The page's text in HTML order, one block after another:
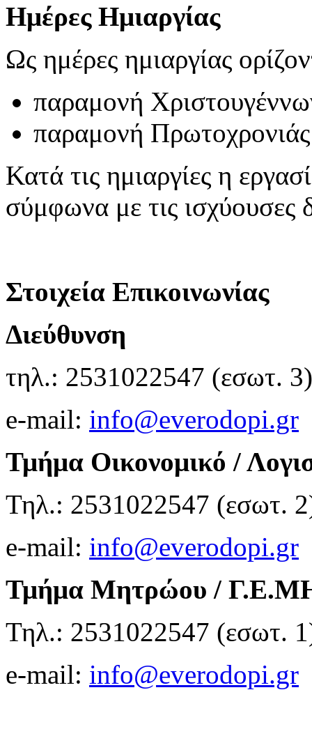
Ημέρες Ημιαργίας
Ως ημέρες ημιαργίας
παραμονή
παραμονή
Κατά τις ημιαργίες η
σύμφωνα με τις ισχύουσες
Στοιχεία Επικοινωνίας
Διεύθυνση
τηλ.: 2531022547 (εσωτ. 3)
e-mail: info@everodopi.gr
Τμήμα Οικονομικό /
Τηλ.: 2531022547 (εσωτ.
e-mail: info@everodopi.gr
Τμήμα Μητρώου / Γ.Ε.
Τηλ.: 2531022547 (εσωτ.
e-mail: info@everodopi.gr